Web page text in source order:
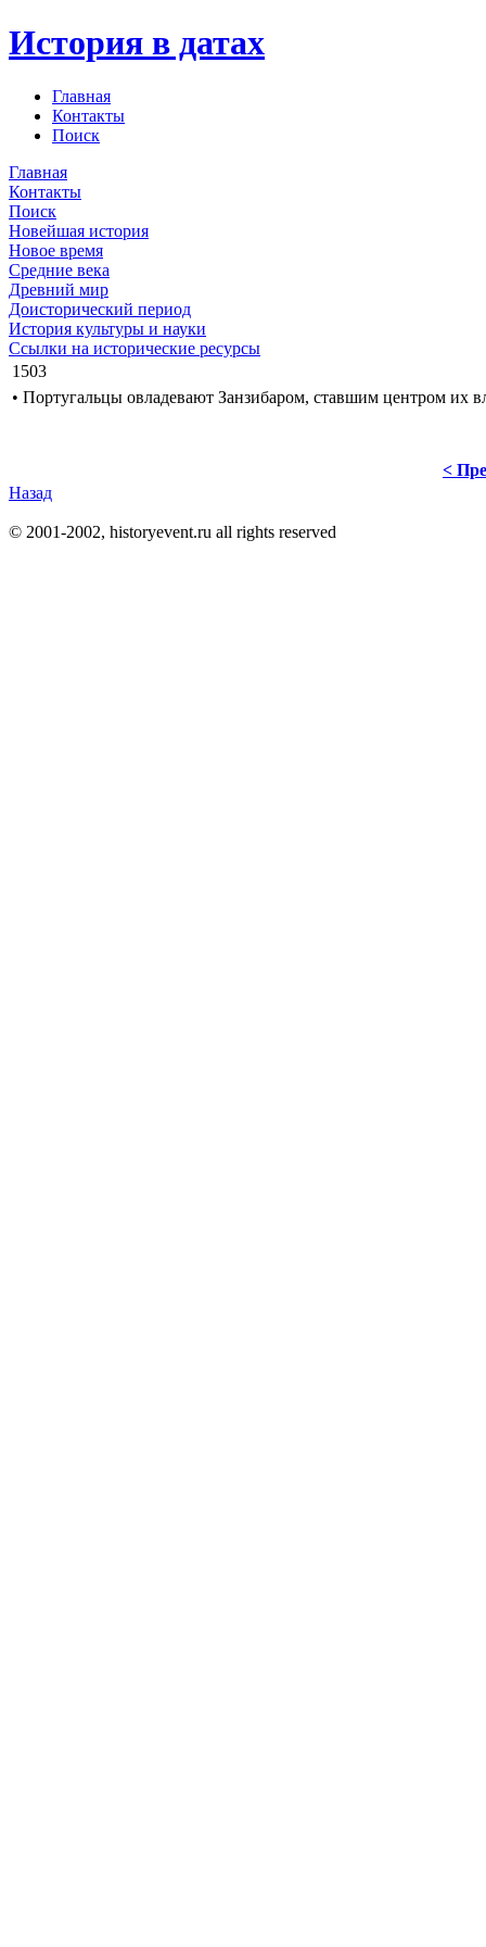
История в датах
Главная
Контакты
Поиск
Главная
Контакты
Поиск
Новейшая история
Новое время
Средние века
Древний мир
Доисторический период
История культуры и науки
Ссылки на исторические ресурсы
1503
• Португальцы овладевают Занзибаром, ставшим центром их
<
Назад
© 2001-2002, historyevent.ru all rights reserved